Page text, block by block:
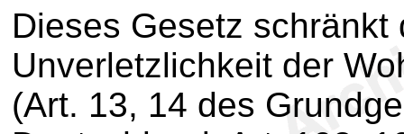
Dieses Gesetz
Unverletzlichkeit der
(Art. 13, 14 des